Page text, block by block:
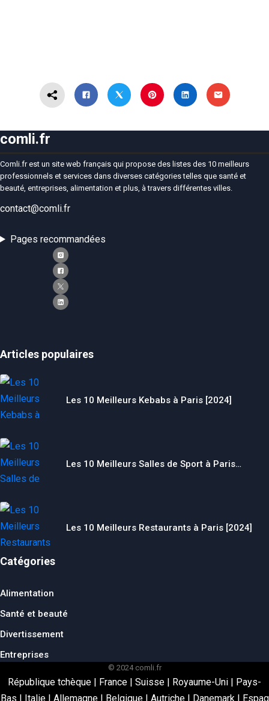
comli.fr
Comli.fr est un site web français qui propose des listes des 10 meilleurs
professionnels et services dans diverses catégories telles que santé et
beauté, entreprises, alimentation et plus, à travers différentes villes.
contact@comli.fr
Pages recommandées
Articles populaires
Les 10 Meilleurs Kebabs à Paris [2024]
Les 10 Meilleurs Salles de Sport à Paris…
Les 10 Meilleurs Restaurants à Paris [2024]
Catégories
Alimentation
Santé et beauté
Divertissement
Entreprises
© 2024 comli.fr
République tchèque | France | Suisse | Royaume-Uni | Pays-
Bas | Italie| Allemagne| Belgique| Autriche| Danemark | Espag